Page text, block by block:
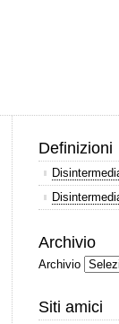
Definizioni
Archivio
Archivio
Siti amici